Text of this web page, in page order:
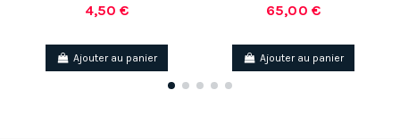
4,50 €
Ajouter au panier
65,00 €
Ajouter au panier